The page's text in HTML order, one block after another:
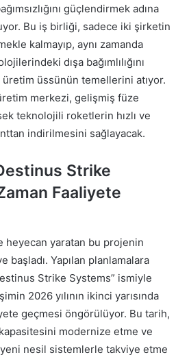
güçlendirmek adına
Bu iş birliği, sadece iki şirketin
kalmayıp, aynı zamanda
dışa bağımlılığını
üssünün temellerini atıyor.
merkezi, gelişmiş füze
teknolojili roketlerin hızlı ve
indirilmesini sağlayacak.
Strike
Faaliyete
heyecan yaratan bu projenin
başladı. Yapılan planlamalara
Strike Systems” ismiyle
2026 yılının ikinci yarısında
geçmesi öngörülüyor. Bu tarih,
kapasitesini modernize etme ve
yeni nesil sistemlerle takviye etme